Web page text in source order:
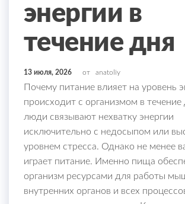
энергии в
течение дня
13 июля, 2026 от anatoliy
Почему питание влияет на уровень
происходит с организмом в
люди связывают нехватку энергии
исключительно с недосыпом или
уровнем стресса. Однако не менее
играет питание. Именно пища
организм ресурсами для работы
внутренних органов и всех